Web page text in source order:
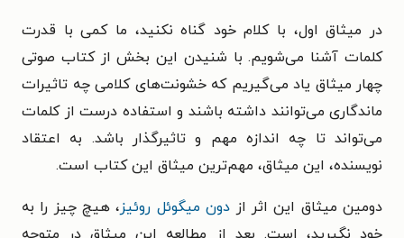
در میثاق اول، با کلام خود گناه نکنید، ما کمی با قدرت
کلمات آشنا می‌شویم. با شنیدن این بخش از کتاب صوتی
چهار میثاق یاد می‌گیریم که خشونت‌های کلامی چه تاثیرات
ماندگاری می‌توانند داشته باشند و استفاده درست از کلمات
می‌تواند تا چه اندازه مهم و تاثیرگذار باشد. به اعتقاد
نویسنده، این میثاق، مهم‌ترین میثاق این کتاب است.
دومین میثاق این اثر از دون میگوئل روئیز، هیچ چیز را به